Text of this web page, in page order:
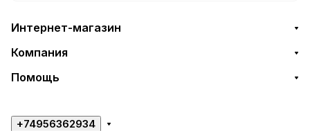
Интернет-магазин
Компания
Помощь
+74956362934